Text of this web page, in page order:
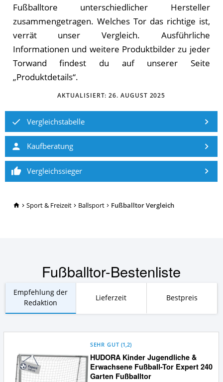
TopRatgeber24.de
Sport & Freizeit Ballsport Fußballtor Vergleich
Fußballtore unterschiedlicher Hersteller
zusammengetragen. Welches Tor das richtige ist,
verrät unser Vergleich. Ausführliche
Informationen und weitere Produktbilder zu jeder
Torwand findest du auf unserer Seite
„Produktdetails“.
AKTUALISIERT:26. AUGUST 2025
Vergleichstabelle
Kaufberatung
Vergleichssieger
Fußballtor-Bestenliste
Empfehlung der
Redaktion
Lieferzeit Bestpreis
HUDORA Kinder Jugendliche &
Erwachsene Fußball-Tor Expert 240
Garten Fußballtor
SEHR GUT (1,2)